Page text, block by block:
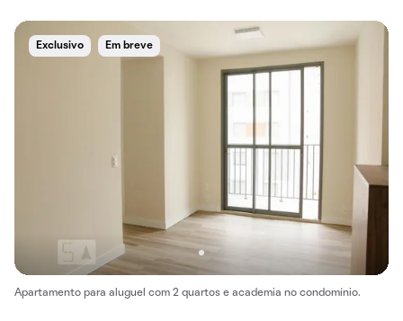
Exclusivo Em breve
Apartamento para aluguel com 2 quartos e academia no condomínio.